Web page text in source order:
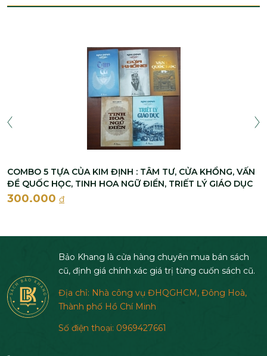
COMBO 5 TỰA CỦA KIM ĐỊNH : TÂM TƯ, CỬA KHỔNG, VẤN
ĐỀ QUỐC HỌC, TINH HOA NGỮ ĐIỂN, TRIẾT LÝ GIÁO DỤC
300.000 đ
Bảo Khang là cửa hàng chuyên mua bán sách
cũ, định giá chính xác giá trị từng cuốn sách cũ.
Địa chỉ: Nhà công vụ ĐHQGHCM, Đông Hoà,
Thành phố Hồ Chí Minh
Số điện thoại: 0969427661